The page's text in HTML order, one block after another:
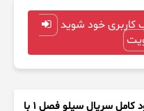
کاربری خود شوید
دانلود کامل سریال سیلو فصل ۱ با